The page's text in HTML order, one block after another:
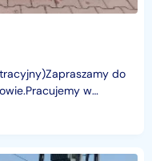
do
w
− 13:00 (sob).Więce